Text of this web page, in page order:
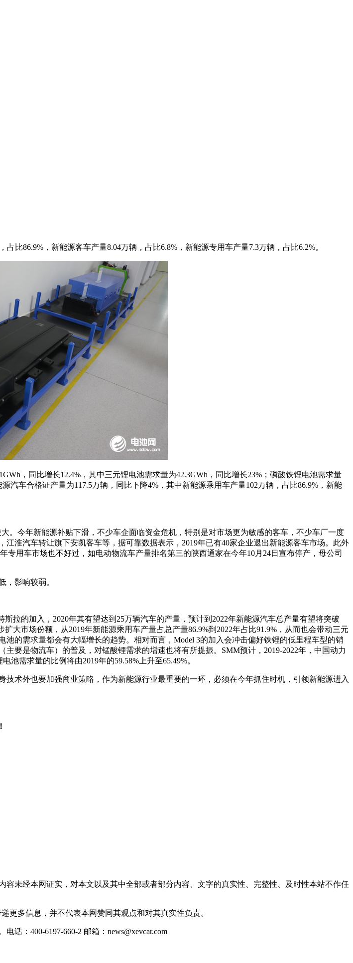
比86.9%，新能源客车产量8.04万辆，占比6.8%，新能源专用车产量7.3万辆，占比6.2%。
，同比增长12.4%，其中三元锂电池需求量为42.3GWh，同比增长23%；磷酸铁锂电池需求量
汽车合格证产量为117.5万辆，同比下降4%，其中新能源乘用车产量102万辆，占比86.9%，新能
。今年新能源补贴下滑，不少车企面临资金危机，特别是对市场更为敏感的客车，不少车厂一度
淮汽车转让旗下安凯客车等，据可靠数据表示，2019年已有40家企业退出新能源客车市场。此外
用车市场也不好过，如电动物流车产量排名第三的陕西通家在今年10月24日宣布停产，母公司
，影响较弱。
拉的加入，2020年其有望达到25万辆汽车的产量，预计到2022年新能源汽车总产量有望将突破
大市场份额，从2019年新能源乘用车产量占总产量86.9%到2022年占比91.9%，从而也会带动三元
的需求量都会有大幅增长的趋势。相对而言，Model 3的加入会冲击偏好铁锂的低里程车型的销
要是物流车）的普及，对锰酸锂需求的增速也将有所提振。SMM预计，2019-2022年，中国动力
需求量的比例将由2019年的59.58%上升至65.49%。
术外也要加强商业策略，作为新能源行业最重要的一环，必须在今年抓住时机，引领新能源进入
未经本网证实，对本文以及其中全部或者部分内容、文字的真实性、完整性、及时性本站不作任
更多信息，并不代表本网赞同其观点和对其真实性负责。
话：400-6197-660-2 邮箱：news@xevcar.com